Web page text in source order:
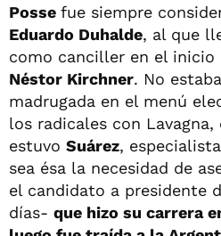
Posse fue siempre
Eduardo Duhalde, al que
como canciller en el inicio
Néstor Kirchner. No
madrugada en el menú
los radicales con
estuvo Suárez,
sea ésa la necesidad de
el candidato a presidente
días- que hizo su carrera